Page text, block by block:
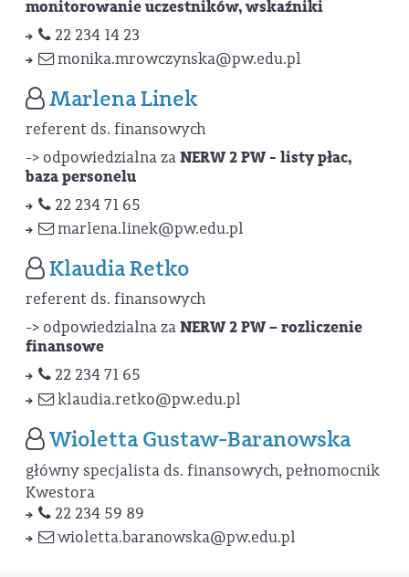
monitorowanie uczestników, wskaźniki
22 234 14 23
monika.mrowczynska@pw.edu.pl
Marlena Linek
referent ds. finansowych
-> odpowiedzialna zaNERW 2 PW - listy płac,
baza personelu
22 234 71 65
marlena.linek@pw.edu.pl
Klaudia Retko
referent ds. finansowych
-> odpowiedzialna zaNERW 2 PW – rozliczenie
finansowe
22 234 71 65
klaudia.retko@pw.edu.pl
Wioletta Gustaw-Baranowska
główny specjalista ds. finansowych, pełnomocnik
Kwestora
22 234 59 89
wioletta.baranowska@pw.edu.pl